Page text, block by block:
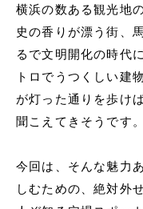
横浜の数ある観光地
史の香りが漂う街、
るで文明開化の時代
トロでうつくしい建
が灯った通りを歩け
聞こえてきそうです。
今回は、そんな魅
しむための、絶対外